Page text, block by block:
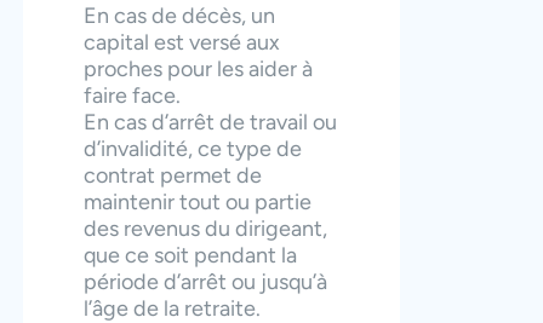
En cas de décès, un
capital est versé aux
proches pour les aider à
faire face.
En cas d’arrêt de travail ou
d’invalidité, ce type de
contrat permet de
maintenir tout ou partie
des revenus du dirigeant,
que ce soit pendant la
période d’arrêt ou jusqu’à
l’âge de la retraite.